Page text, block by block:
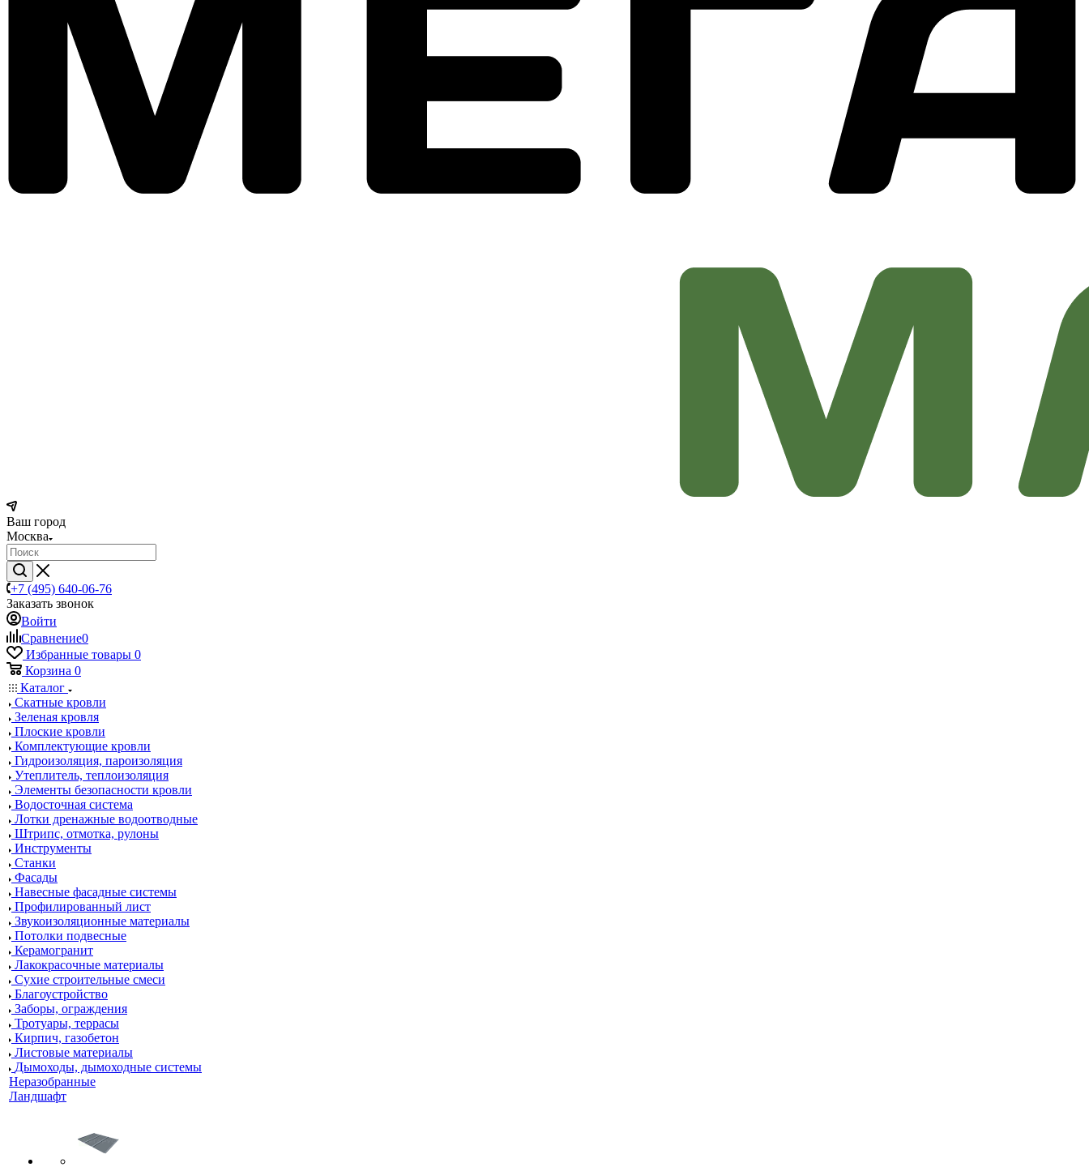
Ваш город
Москва
+7 (495) 640-06-76
Заказать звонок
Войти
Сравнение0
Избранные товары 0
Корзина 0
Каталог
Скатные кровли
Зеленая кровля
Плоские кровли
Комплектующие кровли
Гидроизоляция, пароизоляция
Утеплитель, теплоизоляция
Элементы безопасности кровли
Водосточная система
Лотки дренажные водоотводные
Штрипс, отмотка, рулоны
Инструменты
Станки
Фасады
Навесные фасадные системы
Профилированный лист
Звукоизоляционные материалы
Потолки подвесные
Керамогранит
Лакокрасочные материалы
Сухие строительные смеси
Благоустройство
Заборы, ограждения
Тротуары, террасы
Кирпич, газобетон
Листовые материалы
Дымоходы, дымоходные системы
Неразобранные
Ландшафт